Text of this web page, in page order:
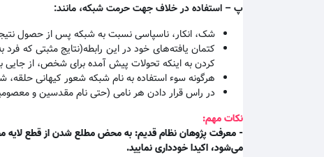
پ – استفاده در خلاف جهت حرمت شبکه، مانند:
شک، انکار، ناسپاسی نسبت به شبکه پس از حصول
کتمان یافته‌های خود در این رابطه(نتایج مثبتی که
کردن به اینکه تحولات پیش آمده برای شخص، از
هرگونه سوء استفاده به نام شبکه شعور کیهانی حلقه،
در راس قرار دادن هر نامی (حتی نام مقدسین و
نکات مهم:
- معرفت پژوهان نظام قدیم: به محض مطلع شدن از قطع لایه
می‌شود، اکیدا خودداری نمایید.